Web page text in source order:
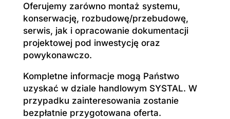
Oferujemy zarówno montaż systemu,
konserwację, rozbudowę/przebudowę,
serwis, jak i opracowanie dokumentacji
projektowej pod inwestycję oraz
powykonawczo.
Kompletne informacje mogą Państwo
uzyskać w dziale handlowym SYSTAL. W
przypadku zainteresowania zostanie
bezpłatnie przygotowana oferta.